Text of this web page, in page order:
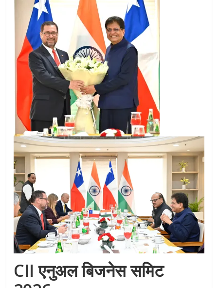
CII एनुअल बिजनेस समिट